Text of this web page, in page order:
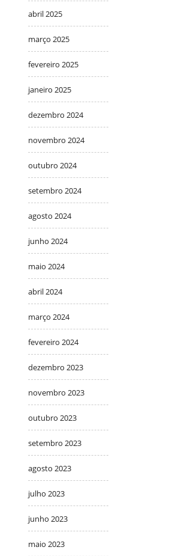
abril 2025
março 2025
fevereiro 2025
janeiro 2025
dezembro 2024
novembro 2024
outubro 2024
setembro 2024
agosto 2024
junho 2024
maio 2024
abril 2024
março 2024
fevereiro 2024
dezembro 2023
novembro 2023
outubro 2023
setembro 2023
agosto 2023
julho 2023
junho 2023
maio 2023